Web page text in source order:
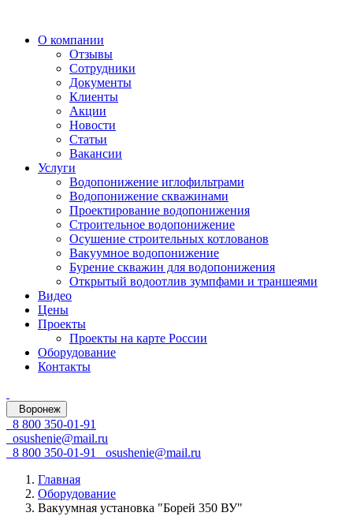
О компании
Отзывы
Сотрудники
Документы
Клиенты
Акции
Новости
Статьи
Вакансии
Услуги
Водопонижение иглофильтрами
Водопонижение скважинами
Проектирование водопонижения
Строительное водопонижение
Осушение строительных котлованов
Вакуумное водопонижение
Бурение скважин для водопонижения
Открытый водоотлив зумпфами и траншеями
Видео
Цены
Проекты
Проекты на карте России
Оборудование
Контакты
Воронеж
8 800 350-01-91
osushenie@mail.ru
8 800 350-01-91
osushenie@mail.ru
Главная
Оборудование
Вакуумная установка "Борей 350 ВУ"